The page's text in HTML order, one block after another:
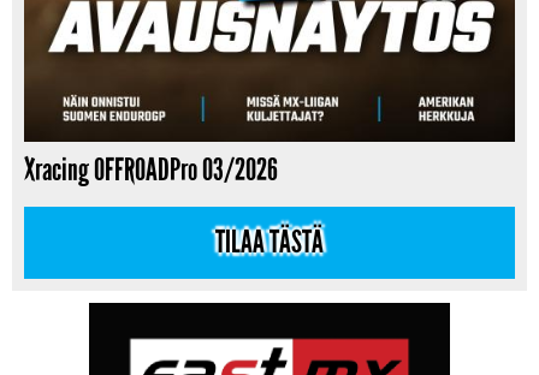
Xracing OFFROADPro 03/2026
TILAA TÄSTÄ